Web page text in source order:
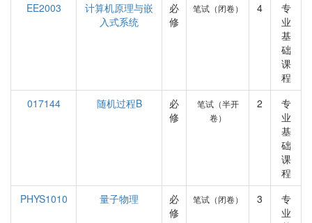
EE2003
计算机原理与嵌
入式系统
必
修
笔试（闭卷） 4
专
业
基
础
课
程
017144
随机过程B
必
修
笔试（半开
卷）
2
专
业
基
础
课
程
PHYS1010
量子物理
必
修
笔试（闭卷） 3
专
业